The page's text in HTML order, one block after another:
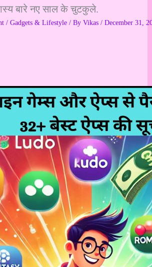
बारे नए साल के चुटकुले.
/ Gadgets & Lifestyle/ By Vikas / December 31,